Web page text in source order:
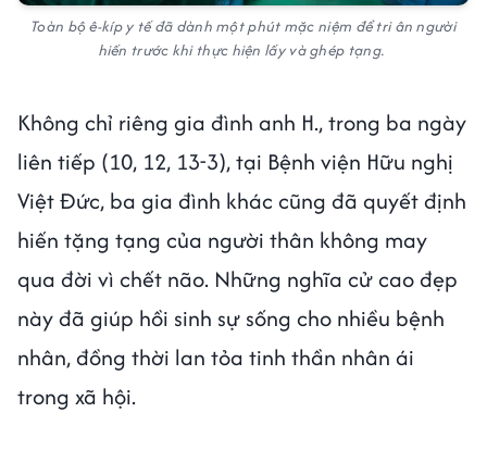
Toàn bộ ê-kíp y tế đã dành một phút mặc niệm để tri ân người
hiến trước khi thực hiện lấy và ghép tạng.
Không chỉ riêng gia đình anh H., trong ba ngày
liên tiếp (10, 12, 13-3), tại Bệnh viện Hữu nghị
Việt Đức, ba gia đình khác cũng đã quyết định
hiến tặng tạng của người thân không may
qua đời vì chết não. Những nghĩa cử cao đẹp
này đã giúp hồi sinh sự sống cho nhiều bệnh
nhân, đồng thời lan tỏa tinh thần nhân ái
trong xã hội.